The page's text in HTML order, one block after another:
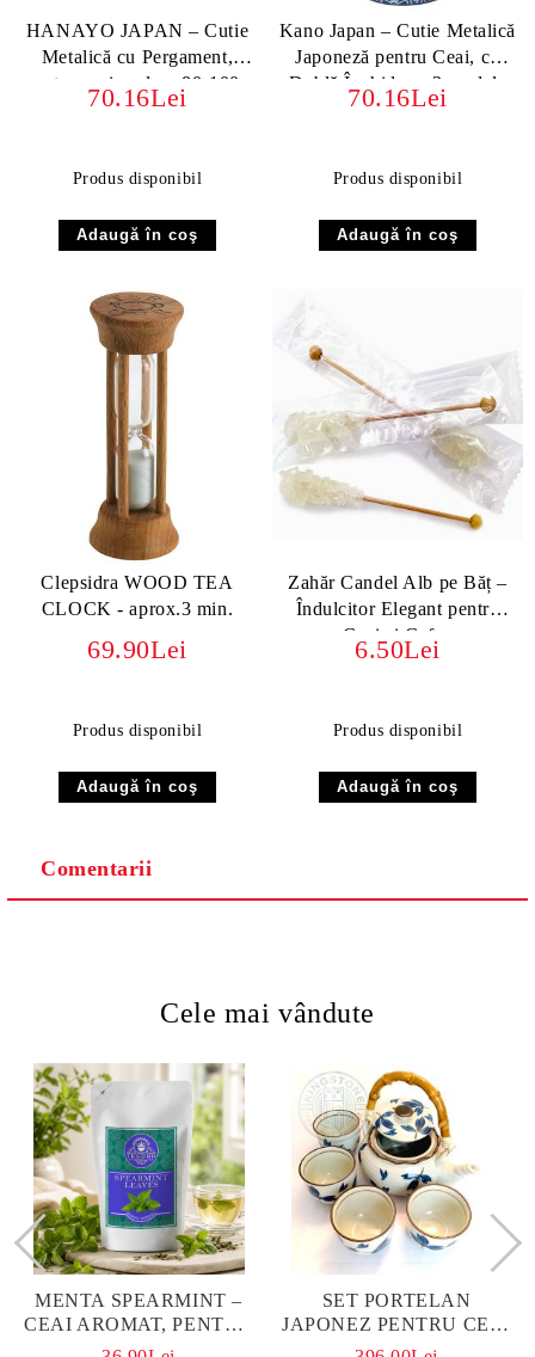
HANAYO JAPAN – Cutie
Metalică cu Pergament,
pentru ceai, volum 80-100g
70.16Lei
Produs disponibil
Kano Japan – Cutie Metalică
Japoneză pentru Ceai, cu
Dublă Închidere, 3 modele
70.16Lei
Produs disponibil
Clepsidra WOOD TEA
CLOCK - aprox.3 min.
69.90Lei
Produs disponibil
Zahăr Candel Alb pe Băț –
Îndulcitor Elegant pentru
Ceai și Cafea
6.50Lei
Produs disponibil
Comentarii
Cele mai vândute
MENTA SPEARMINT –
CEAI AROMAT, PENTRU
CALM ȘI BENEFIC
SET PORTELAN
JAPONEZ PENTRU CEAI
HANAKO, CEAINIC SI 4